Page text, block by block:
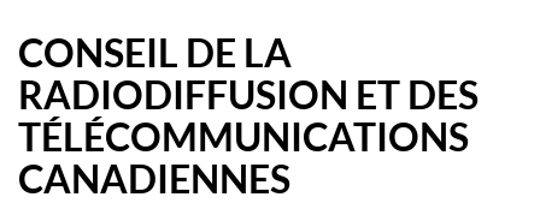
CONSEIL DE LA
RADIODIFFUSION ET DES
TÉLÉCOMMUNICATIONS
CANADIENNES